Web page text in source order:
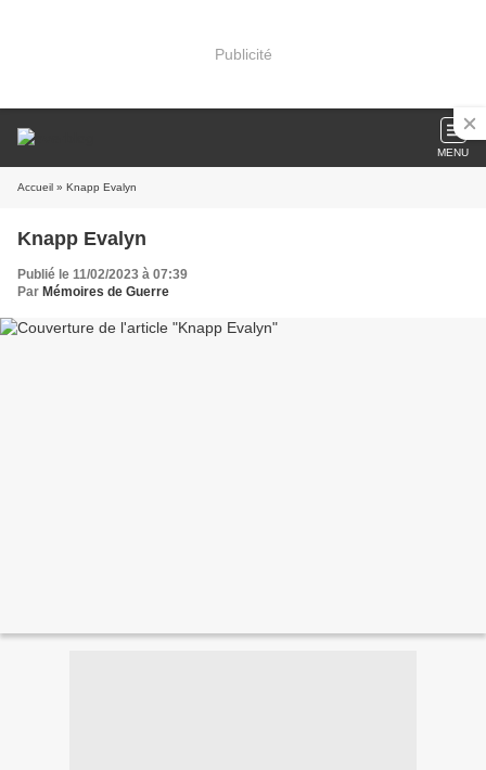
Publicité
MENU
Accueil » Knapp Evalyn
Knapp Evalyn
Publié le 11/02/2023 à 07:39
Par Mémoires de Guerre